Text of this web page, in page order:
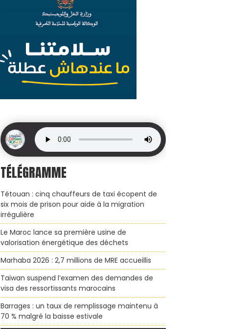
TÉLÉGRAMME
Tétouan : cinq chauffeurs de taxi écopent de
six mois de prison pour aide à la migration
irrégulière
Le Maroc lance sa première usine de
valorisation énergétique des déchets
Marhaba 2026 : 2,7 millions de MRE accueillis
Taïwan suspend l’examen des demandes de
visa des ressortissants marocains
Barrages : un taux de remplissage maintenu à
70 % malgré la baisse estivale